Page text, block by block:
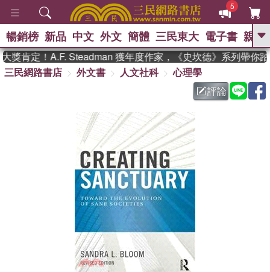
5
GO
熱搜： 東野圭吾 、 高希均教授回憶錄
父親節 、 如果歷
暑期推薦 、 國際布克
獎 臺灣漫遊錄 、 方念華
登輝時代 、 數學女孩：黎曼猜想
偉大的迷走神經
暢銷榜 新品 中文 外文 簡體 三民東大 電子書 親子
肯定！A.F. Steadman 獲年度作家，《史坎德》系列帶你踏
三民網路書店
外文書 人文社科
心理學
評論